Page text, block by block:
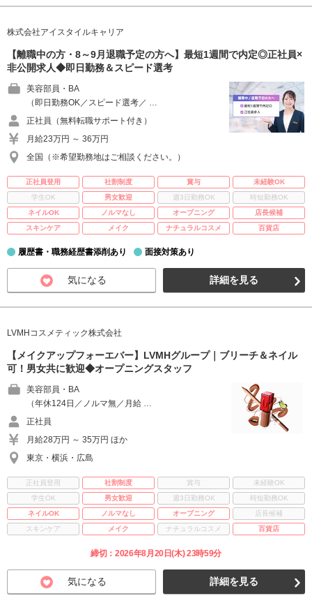
株式会社アイスタイルキャリア
【離職中の方・8～9月退職予定の方へ】最短1週間で内定◎正社員×
非公開求人◆即日勤務＆スピード選考
美容部員・BA
（即日勤務OK／スピード選考／ …
正社員（無料転職サポート付き）
月給23万円 ～ 36万円
全国（※希望勤務地はご相談ください。）
正社員登用 社割制度 賞与
未経験OK
学生OK
男女歓迎 週3日勤務OK
時短勤務OK
ネイルOK
ノルマなし オープニング
店長候補
スキンケア
メイク ナチュラルコスメ 百貨店
履歴書・職務経歴書添削あり 面接対策あり
気になる 詳細を見る
LVMHコスメティック株式会社
【メイクアップフォーエバー】LVMHグループ｜ブリーチ＆ネイル
可！男女共に歓迎◆オープニングスタッフ
美容部員・BA
（年休124日／ノルマ無／月給 …
正社員
月給28万円 ～ 35万円 ほか
東京・横浜・広島
正社員登用 社割制度 賞与
未経験OK
学生OK
男女歓迎 週3日勤務OK
時短勤務OK
ネイルOK
ノルマなし オープニング
店長候補
スキンケア
メイク ナチュラルコスメ 百貨店
締切：2026年8月20日(木) 23時59分
気になる 詳細を見る